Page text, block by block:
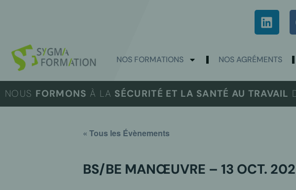
NOS FORMATIONS NOS AGRÉMENTS
NOUS FORMONS À LA SÉCURITÉ ET LA SANTÉ AU TRAVAIL
« Tous les Évènements
BS/BE MANŒUVRE – 13 OCT.